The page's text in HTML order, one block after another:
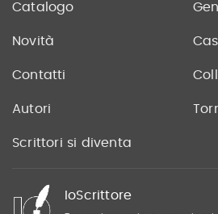
Catalogo
Novità
Contatti
Autori
Scrittori si diventa
IoScrittore